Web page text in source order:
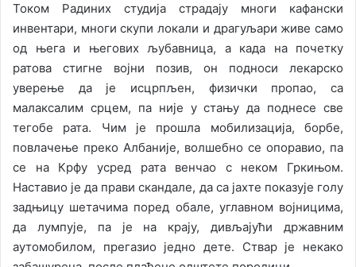
Током Радиних студија страдају многи кафански
инвентари, многи скупи локали и драгуљари живе само
од њега и његових љубавница, а када на почетку
ратова стигне војни позив, он подноси лекарско
уверење да је исцрпљен, физички пропао, са
малаксалим срцем, па није у стању да поднесе све
тегобе рата. Чим је прошла мобилизација, борбе,
повлачење преко Албаније, волшебно се опоравио, па
се на Крфу усред рата венчао с неком Гркињом.
Наставио је да прави скандале, да са јахте показује голу
задњицу шетачима поред обале, углавном војницима,
да лумпује, па је на крају, дивљајући државним
аутомобилом, прегазио једно дете. Ствар је некако